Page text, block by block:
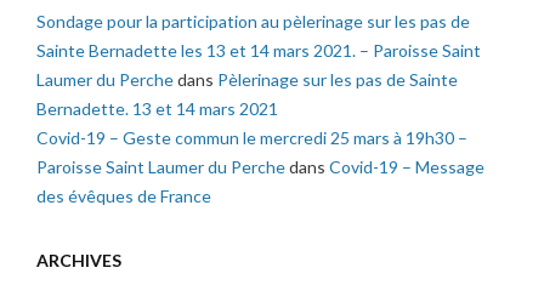
Sondage pour la participation au pèlerinage sur les pas de
Sainte Bernadette les 13 et 14 mars 2021. – Paroisse Saint
Laumer du Perchedans Pèlerinage sur les pas de Sainte
Bernadette. 13 et 14 mars 2021
Covid-19 – Geste commun le mercredi 25 mars à 19h30 –
Paroisse Saint Laumer du Perchedans Covid-19 – Message
des évêques de France
ARCHIVES